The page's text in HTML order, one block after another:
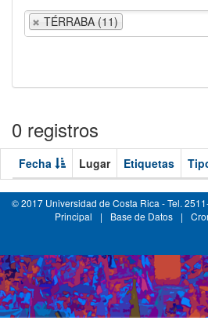
TÉRRABA (11)
0 registros
Fecha Lugar Etiquetas
© 2017 Universidad de Costa Rica - Tel.
Principal
| Base de Datos |